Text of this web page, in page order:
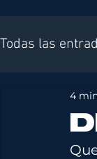
Todas las
Requisitos
4